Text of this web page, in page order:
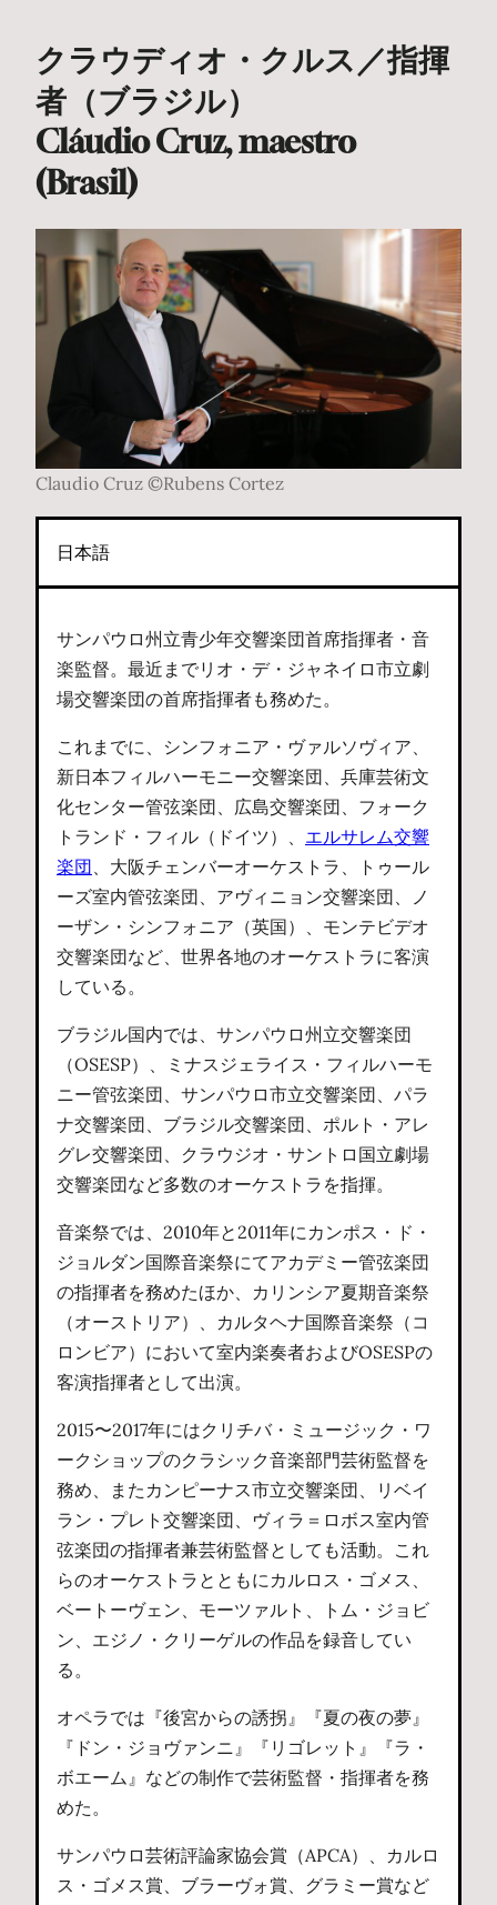
クラウディオ・クルス／指揮
者（ブラジル）
Cláudio Cruz, maestro
(Brasil)
Claudio Cruz ©Rubens Cortez
日本語
サンパウロ州立青少年交響楽団首席指揮者・音
楽監督。最近までリオ・デ・ジャネイロ市立劇
場交響楽団の首席指揮者も務めた。
これまでに、シンフォニア・ヴァルソヴィア、
新日本フィルハーモニー交響楽団、兵庫芸術文
化センター管弦楽団、広島交響楽団、フォーク
トランド・フィル（ドイツ）、 エルサレム交響
楽団、大阪チェンバーオーケストラ、トゥール
ーズ室内管弦楽団、アヴィニョン交響楽団、ノ
ーザン・シンフォニア（英国）、モンテビデオ
交響楽団など、世界各地のオーケストラに客演
している。
ブラジル国内では、サンパウロ州立交響楽団
（OSESP）、ミナスジェライス・フィルハーモ
ニー管弦楽団、サンパウロ市立交響楽団、パラ
ナ交響楽団、ブラジル交響楽団、ポルト・アレ
グレ交響楽団、クラウジオ・サントロ国立劇場
交響楽団など多数のオーケストラを指揮。
音楽祭では、2010年と2011年にカンポス・ド・
ジョルダン国際音楽祭にてアカデミー管弦楽団
の指揮者を務めたほか、カリンシア夏期音楽祭
（オーストリア）、カルタヘナ国際音楽祭（コ
ロンビア）において室内楽奏者およびOSESPの
客演指揮者として出演。
2015〜2017年にはクリチバ・ミュージック・ワ
ークショップのクラシック音楽部門芸術監督を
務め、またカンピーナス市立交響楽団、リベイ
ラン・プレト交響楽団、ヴィラ＝ロボス室内管
弦楽団の指揮者兼芸術監督としても活動。これ
らのオーケストラとともにカルロス・ゴメス、
ベートーヴェン、モーツァルト、トム・ジョビ
ン、エジノ・クリーゲルの作品を録音してい
る。
オペラでは『後宮からの誘拐』『夏の夜の夢』
『ドン・ジョヴァンニ』『リゴレット』『ラ・
ボエーム』などの制作で芸術監督・指揮者を務
めた。
サンパウロ芸術評論家協会賞（APCA）、カルロ
ス・ゴメス賞、ブラーヴォ賞、グラミー賞など